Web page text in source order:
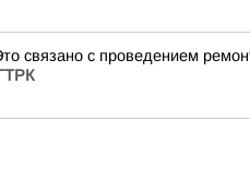
связано с проведением